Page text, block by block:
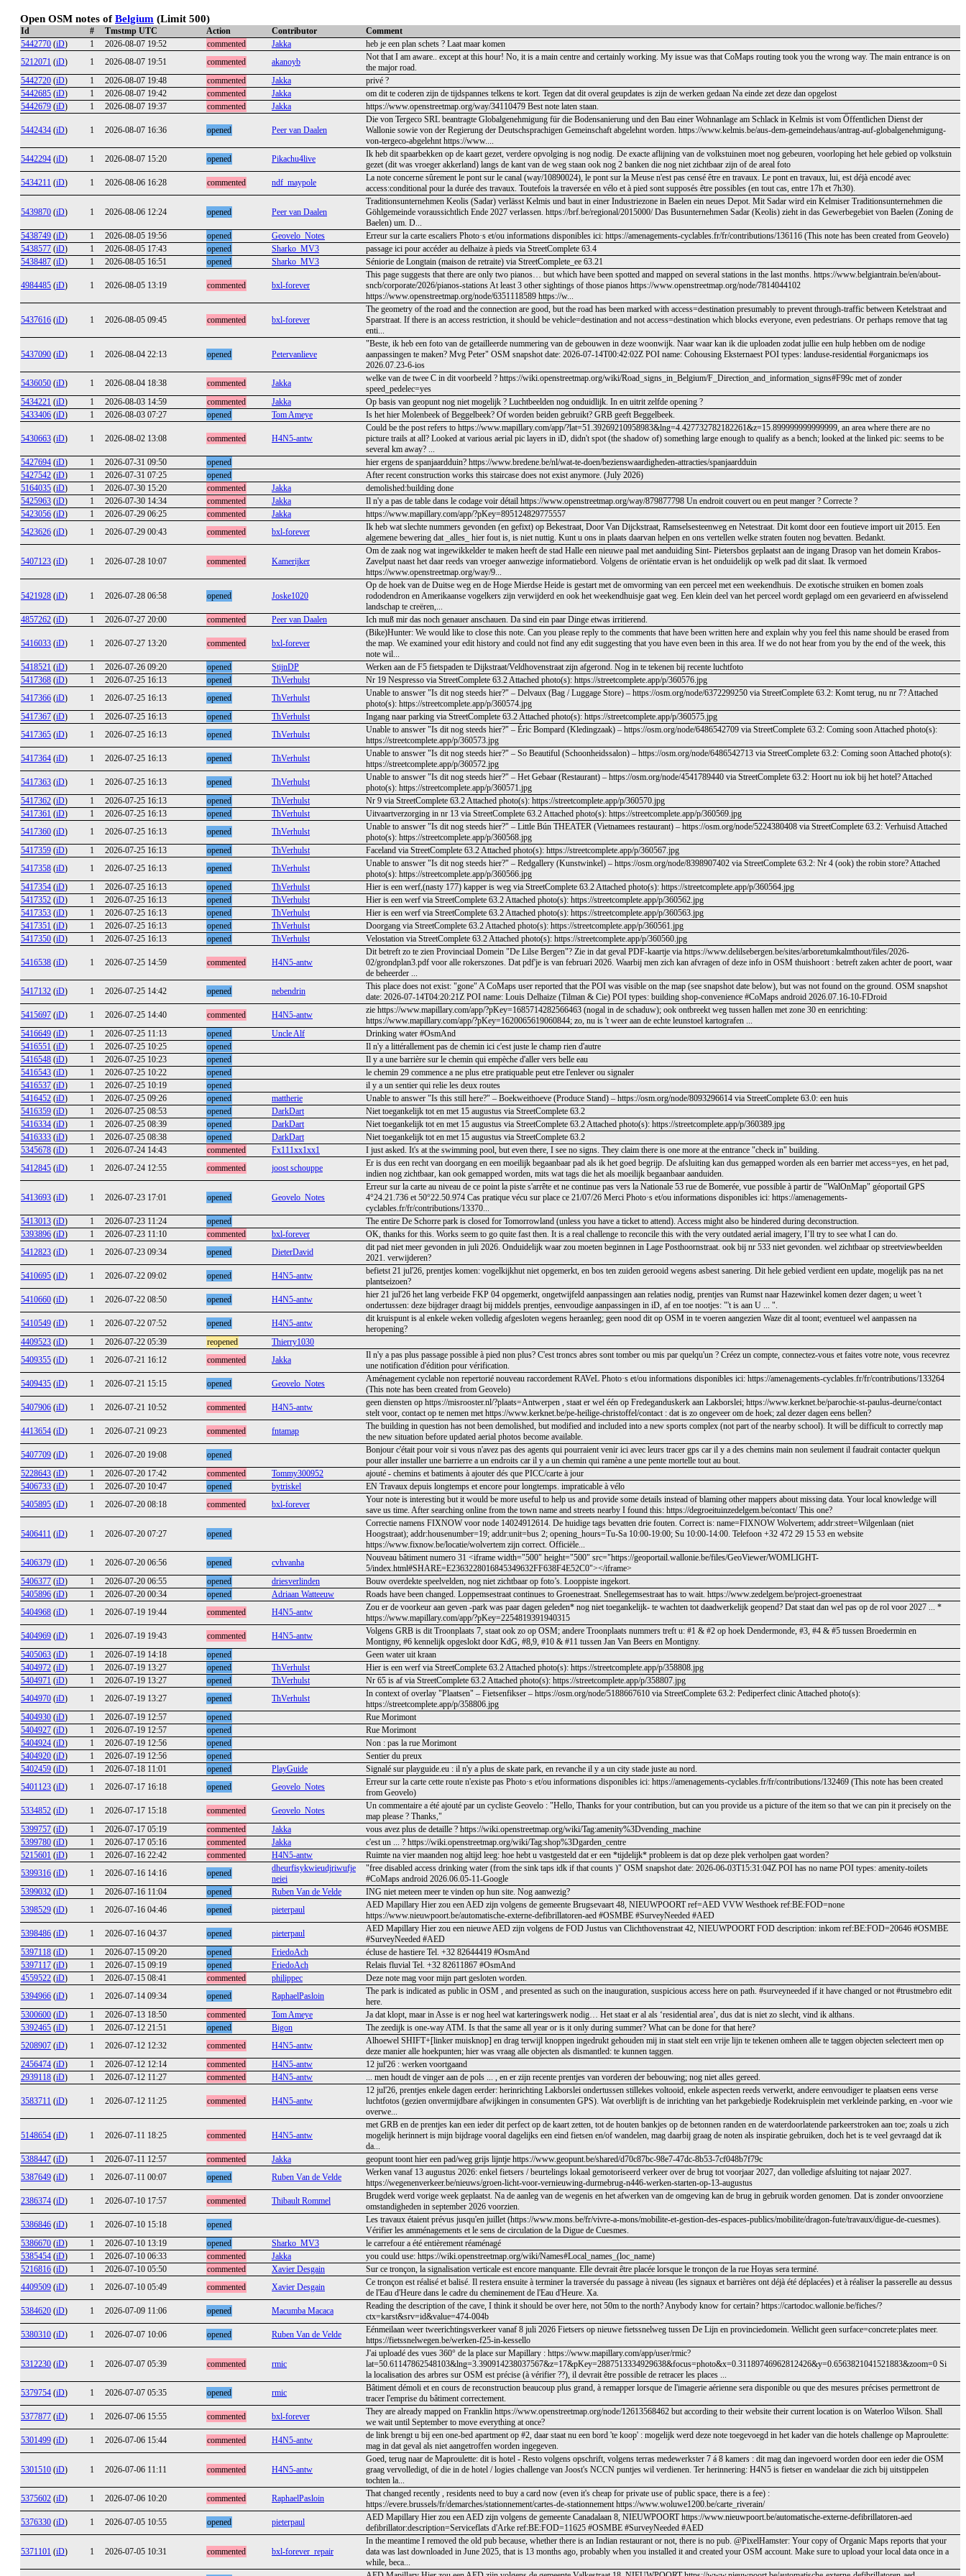
Open OSM notes ofBelgium (Limit 500)
Id # Tmstmp UTC Action Contributor
Comment
5442770 (iD) 1 2026-08-07 19:52 commented Jakka
heb je een plan schets ? Laat maar komen
5212071 (iD) 1 2026-08-07 19:51 commented akanoyb
Not that I am aware.. except at this hour! No, it is a main centre and certainly working. My issue was that CoMaps routing took you the wrong way. The main entrance is on
the major road.
5442720 (iD) 1 2026-08-07 19:48 commented Jakka
privé ?
5442685 (iD) 1 2026-08-07 19:42 commented Jakka
om dit te coderen zijn de tijdspannes telkens te kort. Tegen dat dit overal geupdates is zijn de werken gedaan Na einde zet deze dan opgelost
5442679 (iD) 1 2026-08-07 19:37 commented Jakka https://www.openstreetmap.org/way/34110479 Best note laten staan.
5442434 (iD) 1 2026-08-07 16:36 opened Peer van Daalen
Die von Tergeco SRL beantragte Globalgenehmigung für die Bodensanierung und den Bau einer Wohnanlage am Schlack in Kelmis ist vom Öffentlichen Dienst der
Wallonie sowie von der Regierung der Deutschsprachigen Gemeinschaft abgelehnt worden. https://www.kelmis.be/aus-dem-gemeindehaus/antrag-auf-globalgenehmigung-
von-tergeco-abgelehnt https://www....
5442294 (iD) 1 2026-08-07 15:20 opened Pikachu4live
Ik heb dit spaarbekken op de kaart gezet, verdere opvolging is nog nodig. De exacte aflijning van de volkstuinen moet nog gebeuren, voorloping het hele gebied op volkstuin
gezet (dit was vroeger akkerland) langs de kant van de weg staan ook nog 2 banken die nog niet zichtbaar zijn of de areal foto
5434211 (iD) 1 2026-08-06 16:28 commented ndf_maypole
La note concerne sûrement le pont sur le canal (way/10890024), le pont sur la Meuse n'est pas censé être en travaux. Le pont en travaux, lui, est déjà encodé avec
access:conditional pour la durée des travaux. Toutefois la traversée en vélo et à pied sont supposés être possibles (en tout cas, entre 17h et 7h30).
5439870 (iD) 1 2026-08-06 12:24 opened Peer van Daalen
Traditionsunternehmen Keolis (Sadar) verlässt Kelmis und baut in einer Industriezone in Baelen ein neues Depot. Mit Sadar wird ein Kelmiser Traditionsunternehmen die
Göhlgemeinde voraussichtlich Ende 2027 verlassen. https://brf.be/regional/2015000/ Das Busunternehmen Sadar (Keolis) zieht in das Gewerbegebiet von Baelen (Zoning de
Baelen) um. D...
5438749 (iD) 1 2026-08-05 19:56 opened Geovelo_Notes
Erreur sur la carte escaliers Photo·s et/ou informations disponibles ici: https://amenagements-cyclables.fr/fr/contributions/136116 (This note has been created from Geovelo)
5438577 (iD) 1 2026-08-05 17:43 opened Sharko_MV3
passage ici pour accéder au delhaize à pieds via StreetComplete 63.4
5438487 (iD) 1 2026-08-05 16:51 opened Sharko_MV3 Séniorie de Longtain (maison de retraite) via StreetComplete_ee 63.21
4984485 (iD) 1 2026-08-05 13:19 commented bxl-forever
This page suggests that there are only two pianos… but which have been spotted and mapped on several stations in the last months. https://www.belgiantrain.be/en/about-
sncb/corporate/2026/pianos-stations At least 3 other sightings of those pianos https://www.openstreetmap.org/node/7814044102
https://www.openstreetmap.org/node/6351118589 https://w...
5437616 (iD) 1 2026-08-05 09:45 commented bxl-forever
The geometry of the road and the connection are good, but the road has been marked with access=destination presumably to prevent through-traffic between Ketelstraat and
Sparstraat. If there is an access restriction, it should be vehicle=destination and not access=destination which blocks everyone, even pedestrians. Or perhaps remove that tag
enti...
5437090 (iD) 1 2026-08-04 22:13 opened Petervanlieve
"Beste, ik heb een foto van de getailleerde nummering van de gebouwen in deze woonwijk. Naar waar kan ik die uploaden zodat jullie een hulp hebben om de nodige
aanpassingen te maken? Mvg Peter" OSM snapshot date: 2026-07-14T00:42:02Z POI name: Cohousing Eksternaest POI types: landuse-residential #organicmaps ios
2026.07.23-6-ios
5436050 (iD) 1 2026-08-04 18:38 commented Jakka
welke van de twee C in dit voorbeeld ? https://wiki.openstreetmap.org/wiki/Road_signs_in_Belgium/F_Direction_and_information_signs#F99c met of zonder
speed_pedelec=yes
5434221 (iD) 1 2026-08-03 14:59 commented Jakka
Op basis van geopunt nog niet mogelijk ? Luchtbeelden nog onduidlijk. In en uitrit zelfde opening ?
5433406 (iD) 1 2026-08-03 07:27 opened Tom Ameye Is het hier Molenbeek of Beggelbeek? Of worden beiden gebruikt? GRB geeft Beggelbeek.
5430663 (iD) 1 2026-08-02 13:08 commented H4N5-antw
Could be the post refers to https://www.mapillary.com/app/?lat=51.39269210958983&lng=4.427732782182261&z=15.899999999999999, an area where there are no
picture trails at all? Looked at various aerial pic layers in iD, didn't spot (the shadow of) something large enough to qualify as a bench; looked at the linked pic: seems to be
several km away? ...
5427694 (iD) 1 2026-07-31 09:50 opened
hier ergens de spanjaardduin? https://www.bredene.be/nl/wat-te-doen/bezienswaardigheden-attracties/spanjaardduin
5427542 (iD) 1 2026-07-31 07:25 opened
After recent construction works this staircase does not exist anymore. (July 2026)
5164035 (iD) 1 2026-07-30 15:20 commented Jakka
demolished:building done
5425963 (iD) 1 2026-07-30 14:34 commented Jakka
Il n'y a pas de table dans le codage voir détail https://www.openstreetmap.org/way/879877798 Un endroit couvert ou en peut manger ? Correcte ?
5423056 (iD) 1 2026-07-29 06:25 commented Jakka
https://www.mapillary.com/app/?pKey=895124829775557
5423626 (iD) 1 2026-07-29 00:43 commented bxl-forever
Ik heb wat slechte nummers gevonden (en gefixt) op Bekestraat, Door Van Dijckstraat, Ramselsesteenweg en Netestraat. Dit komt door een foutieve import uit 2015. Een
algemene bewering dat _alles_ hier fout is, is niet nuttig. Kunt u ons in plaats daarvan helpen en ons vertellen welke straten fouten nog bevatten. Bedankt.
5407123 (iD) 1 2026-07-28 10:07 commented Kamerijker
Om de zaak nog wat ingewikkelder te maken heeft de stad Halle een nieuwe paal met aanduiding Sint- Pietersbos geplaatst aan de ingang Drasop van het domein Krabos-
Zavelput naast het daar reeds van vroeger aanwezige informatiebord. Volgens de oriëntatie ervan is het onduidelijk op welk pad dit slaat. Ik vermoed
https://www.openstreetmap.org/way/9...
5421928 (iD) 1 2026-07-28 06:58 opened Joske1020
Op de hoek van de Duitse weg en de Hoge Mierdse Heide is gestart met de omvorming van een perceel met een weekendhuis. De exotische struiken en bomen zoals
rododendron en Amerikaanse vogelkers zijn verwijderd en ook het weekendhuisje gaat weg. Een klein deel van het perceel wordt geplagd om een gevarieerd en afwisselend
landschap te creëren,...
4857262 (iD) 1 2026-07-27 20:00 commented Peer van Daalen Ich muß mir das noch genauer anschauen. Da sind ein paar Dinge etwas irritierend.
5416033 (iD) 1 2026-07-27 13:20 commented bxl-forever
(Bike)Hunter: We would like to close this note. Can you please reply to the comments that have been written here and explain why you feel this name should be erased from
the map. We examined your edit history and could not find any edit suggesting that you have even been in this area. If we do not hear from you by the end of the week, this
note wil...
5418521 (iD) 1 2026-07-26 09:20 opened StijnDP
Werken aan de F5 fietspaden te Dijkstraat/Veldhovenstraat zijn afgerond. Nog in te tekenen bij recente luchtfoto
5417368 (iD) 1 2026-07-25 16:13 opened ThVerhulst
Nr 19 Nespresso via StreetComplete 63.2 Attached photo(s): https://streetcomplete.app/p/360576.jpg
5417366 (iD) 1 2026-07-25 16:13 opened ThVerhulst
Unable to answer "Is dit nog steeds hier?" – Delvaux (Bag / Luggage Store) – https://osm.org/node/6372299250 via StreetComplete 63.2: Komt terug, nu nr 7? Attached
photo(s): https://streetcomplete.app/p/360574.jpg
5417367 (iD) 1 2026-07-25 16:13 opened ThVerhulst
Ingang naar parking via StreetComplete 63.2 Attached photo(s): https://streetcomplete.app/p/360575.jpg
5417365 (iD) 1 2026-07-25 16:13 opened ThVerhulst
Unable to answer "Is dit nog steeds hier?" – Éric Bompard (Kledingzaak) – https://osm.org/node/6486542709 via StreetComplete 63.2: Coming soon Attached photo(s):
https://streetcomplete.app/p/360573.jpg
5417364 (iD) 1 2026-07-25 16:13 opened ThVerhulst
Unable to answer "Is dit nog steeds hier?" – So Beautiful (Schoonheidssalon) – https://osm.org/node/6486542713 via StreetComplete 63.2: Coming soon Attached photo(s):
https://streetcomplete.app/p/360572.jpg
5417363 (iD) 1 2026-07-25 16:13 opened ThVerhulst
Unable to answer "Is dit nog steeds hier?" – Het Gebaar (Restaurant) – https://osm.org/node/4541789440 via StreetComplete 63.2: Hoort nu iok bij het hotel? Attached
photo(s): https://streetcomplete.app/p/360571.jpg
5417362 (iD) 1 2026-07-25 16:13 opened ThVerhulst
Nr 9 via StreetComplete 63.2 Attached photo(s): https://streetcomplete.app/p/360570.jpg
5417361 (iD) 1 2026-07-25 16:13 opened ThVerhulst
Uitvaartverzorging in nr 13 via StreetComplete 63.2 Attached photo(s): https://streetcomplete.app/p/360569.jpg
5417360 (iD) 1 2026-07-25 16:13 opened ThVerhulst
Unable to answer "Is dit nog steeds hier?" – Little Bún THEATER (Vietnamees restaurant) – https://osm.org/node/5224380408 via StreetComplete 63.2: Verhuisd Attached
photo(s): https://streetcomplete.app/p/360568.jpg
5417359 (iD) 1 2026-07-25 16:13 opened ThVerhulst
Faceland via StreetComplete 63.2 Attached photo(s): https://streetcomplete.app/p/360567.jpg
5417358 (iD) 1 2026-07-25 16:13 opened ThVerhulst
Unable to answer "Is dit nog steeds hier?" – Redgallery (Kunstwinkel) – https://osm.org/node/8398907402 via StreetComplete 63.2: Nr 4 (ook) the robin store? Attached
photo(s): https://streetcomplete.app/p/360566.jpg
5417354 (iD) 1 2026-07-25 16:13 opened ThVerhulst
Hier is een werf,(nasty 177) kapper is weg via StreetComplete 63.2 Attached photo(s): https://streetcomplete.app/p/360564.jpg
5417352 (iD) 1 2026-07-25 16:13 opened ThVerhulst
Hier is een werf via StreetComplete 63.2 Attached photo(s): https://streetcomplete.app/p/360562.jpg
5417353 (iD) 1 2026-07-25 16:13 opened ThVerhulst
Hier is een werf via StreetComplete 63.2 Attached photo(s): https://streetcomplete.app/p/360563.jpg
5417351 (iD) 1 2026-07-25 16:13 opened ThVerhulst
Doorgang via StreetComplete 63.2 Attached photo(s): https://streetcomplete.app/p/360561.jpg
5417350 (iD) 1 2026-07-25 16:13 opened ThVerhulst Velostation via StreetComplete 63.2 Attached photo(s): https://streetcomplete.app/p/360560.jpg
5416538 (iD) 1 2026-07-25 14:59 commented H4N5-antw
Dit betreft zo te zien Provinciaal Domein "De Lilse Bergen"? Zie in dat geval PDF-kaartje via https://www.delilsebergen.be/sites/arboretumkalmthout/files/2026-
02/grondplan3.pdf voor alle rokerszones. Dat pdf'je is van februari 2026. Waarbij men zich kan afvragen of deze info in OSM thuishoort : betreft zaken achter de poort, waar
de beheerder ...
5417132 (iD) 1 2026-07-25 14:42 opened nebendrin
This place does not exist: "gone" A CoMaps user reported that the POI was visible on the map (see snapshot date below), but was not found on the ground. OSM snapshot
date: 2026-07-14T04:20:21Z POI name: Louis Delhaize (Tilman & Cie) POI types: building shop-convenience #CoMaps android 2026.07.16-10-FDroid
5415697 (iD) 1 2026-07-25 14:40 commented H4N5-antw
zie https://www.mapillary.com/app/?pKey=1685714282566463 (nogal in de schaduw); ook ontbreekt weg tussen hallen met zone 30 en eenrichting:
https://www.mapillary.com/app/?pKey=1620065619060844; zo, nu is 't weer aan de echte leunstoel kartografen ...
5416649 (iD) 1 2026-07-25 11:13 opened Uncle Alf
Drinking water #OsmAnd
5416551 (iD) 1 2026-07-25 10:25 opened
Il n'y a littérallement pas de chemin ici c'est juste le champ rien d'autre
5416548 (iD) 1 2026-07-25 10:23 opened
Il y a une barrière sur le chemin qui empèche d'aller vers belle eau
5416543 (iD) 1 2026-07-25 10:22 opened
le chemin 29 commence a ne plus etre pratiquable peut etre l'enlever ou signaler
5416537 (iD) 1 2026-07-25 10:19 opened
il y a un sentier qui relie les deux routes
5416452 (iD) 1 2026-07-25 09:26 opened mattherie
Unable to answer "Is this still here?" – Boekweithoeve (Produce Stand) – https://osm.org/node/8093296614 via StreetComplete 63.0: een huis
5416359 (iD) 1 2026-07-25 08:53 opened DarkDart
Niet toegankelijk tot en met 15 augustus via StreetComplete 63.2
5416334 (iD) 1 2026-07-25 08:39 opened DarkDart
Niet toegankelijk tot en met 15 augustus via StreetComplete 63.2 Attached photo(s): https://streetcomplete.app/p/360389.jpg
5416333 (iD) 1 2026-07-25 08:38 opened DarkDart
Niet toegankelijk tot en met 15 augustus via StreetComplete 63.2
5345678 (iD) 1 2026-07-24 14:43 commented Fx111xx1xx1
I just asked. It's at the swimming pool, but even there, I see no signs. They claim there is one more at the entrance "check in" building.
5412845 (iD) 1 2026-07-24 12:55 commented joost schouppe
Er is dus een recht van doorgang en een moeilijk begaanbaar pad als ik het goed begrijp. De afsluiting kan dus gemapped worden als een barrier met access=yes, en het pad,
indien nog zichtbaar, kan ook gemapped worden, mits wat tags die het als moeilijk begaanbaar aanduiden.
5413693 (iD) 1 2026-07-23 17:01 opened Geovelo_Notes
Erreur sur la carte au niveau de ce point la piste s'arrête et ne continue pas vers la Nationale 53 rue de Bomerée, vue possible à partir de "WalOnMap" géoportail GPS
4°24.21.736 et 50°22.50.974 Cas pratique vécu sur place ce 21/07/26 Merci Photo·s et/ou informations disponibles ici: https://amenagements-
cyclables.fr/fr/contributions/13370...
5413013 (iD) 1 2026-07-23 11:24 opened
The entire De Schorre park is closed for Tomorrowland (unless you have a ticket to attend). Access might also be hindered during deconstruction.
5393896 (iD) 1 2026-07-23 11:10 commented bxl-forever
OK, thanks for this. Works seem to go quite fast then. It is a real challenge to reconcile this with the very outdated aerial imagery, I’ll try to see what I can do.
5412823 (iD) 1 2026-07-23 09:34 opened DieterDavid
dit pad niet meer gevonden in juli 2026. Onduidelijk waar zou moeten beginnen in Lage Posthoornstraat. ook bij nr 533 niet gevonden. wel zichtbaar op streetviewbeelden
2021. verwijderen?
5410695 (iD) 1 2026-07-22 09:02 opened H4N5-antw
befietst 21 jul'26, prentjes komen: vogelkijkhut niet opgemerkt, en bos ten zuiden gerooid wegens asbest sanering. Dit hele gebied verdient een update, mogelijk pas na net
plantseizoen?
5410660 (iD) 1 2026-07-22 08:50 opened H4N5-antw
hier 21 jul'26 het lang verbeide FKP 04 opgemerkt, ongetwijfeld aanpassingen aan relaties nodig, prentjes van Rumst naar Hazewinkel komen dezer dagen; u weet 't
ondertussen: deze bijdrager draagt bij middels prentjes, eenvoudige aanpassingen in iD, af en toe nootjes: "'t is aan U ... ".
5410549 (iD) 1 2026-07-22 07:52 opened H4N5-antw
dit kruispunt is al enkele weken volledig afgesloten wegens heraanleg; geen nood dit op OSM in te voeren aangezien Waze dit al toont; eventueel wel aanpassen na
heropening?
4409523 (iD) 1 2026-07-22 05:39 reopened
Thierry1030
5409355 (iD) 1 2026-07-21 16:12 commented Jakka
Il n'y a pas plus passage possible à pied non plus? C'est troncs abres sont tomber ou mis par quelqu'un ? Créez un compte, connectez-vous et faites votre note, vous recevrez
une notification d'édition pour vérification.
5409435 (iD) 1 2026-07-21 15:15 opened Geovelo_Notes
Aménagement cyclable non repertorié nouveau raccordement RAVeL Photo·s et/ou informations disponibles ici: https://amenagements-cyclables.fr/fr/contributions/133264
(This note has been created from Geovelo)
5407906 (iD) 1 2026-07-21 10:52 commented H4N5-antw
geen diensten op https://misrooster.nl/?plaats=Antwerpen , staat er wel één op Fredeganduskerk aan Lakborslei; https://www.kerknet.be/parochie-st-paulus-deurne/contact
stelt voor, contact op te nemen met https://www.kerknet.be/pe-heilige-christoffel/contact : dat is zo ongeveer om de hoek; zal dezer dagen eens bellen?
4413654 (iD) 1 2026-07-21 09:23 commented fntamap
The building in question has not been demolished, but modified and included into a new sports complex (not part of the nearby school). It will be difficult to correctly map
the new situation before updated aerial photos become available.
5407709 (iD) 1 2026-07-20 19:08 opened
Bonjour c'était pour voir si vous n'avez pas des agents qui pourraient venir ici avec leurs tracer gps car il y a des chemins main non seulement il faudrait contacter quelqun
pour aller installer une barrierre a un endroits car il y a un chemin qui ramène a une pente mortelle tout au bout.
5228643 (iD) 1 2026-07-20 17:42 commented Tommy300952
ajouté - chemins et batiments à ajouter dés que PICC/carte à jour
5406733 (iD) 1 2026-07-20 10:47 opened bytriskel
EN Travaux depuis longtemps et encore pour longtemps. impraticable à vélo
5405895 (iD) 1 2026-07-20 08:18 commented bxl-forever
Your note is interesting but it would be more useful to help us and provide some details instead of blaming other mappers about missing data. Your local knowledge will
save us time. After searching online from the town name and streets nearby I found this: https://degroeituinzedelgem.be/contact/ This one?
5406411 (iD) 1 2026-07-20 07:27 opened
Correctie namens FIXNOW voor node 14024912614. De huidige tags bevatten drie fouten. Correct is: name=FIXNOW Wolvertem; addr:street=Wilgenlaan (niet
Hoogstraat); addr:housenumber=19; addr:unit=bus 2; opening_hours=Tu-Sa 10:00-19:00; Su 10:00-14:00. Telefoon +32 472 29 15 53 en website
https://www.fixnow.be/locatie/wolvertem zijn correct. Officiële...
5406379 (iD) 1 2026-07-20 06:56 opened cvhvanha
Nouveau bâtiment numero 31 <iframe width="500" height="500" src="https://geoportail.wallonie.be/files/GeoViewer/WOMLIGHT-
5/index.html#SHARE=E2363228016845349632FF638F4E52C0"></iframe>
5406377 (iD) 1 2026-07-20 06:55 opened driesverlinden
Bouw overdekte speelvelden, nog niet zichtbaar op foto’s. Looppiste ingekort.
5405896 (iD) 1 2026-07-20 00:34 opened Adriaan Watteeuw
Roads have been changed. Loppemsestraat continues to Groenestraat. Snellegemsestraat has to wait. https://www.zedelgem.be/project-groenestraat
5404968 (iD) 1 2026-07-19 19:44 commented H4N5-antw
Zou er de voorkeur aan geven -park was paar dagen geleden* nog niet toegankelijk- te wachten tot daadwerkelijk geopend? Dat staat dan wel pas op de rol voor 2027 ... *
https://www.mapillary.com/app/?pKey=2254819391940315
5404969 (iD) 1 2026-07-19 19:43 commented H4N5-antw
Volgens GRB is dit Troonplaats 7, staat ook zo op OSM; andere Troonplaats nummers treft u: #1 & #2 op hoek Dendermonde, #3, #4 & #5 tussen Broedermin en
Montigny, #6 kennelijk opgeslokt door KdG, #8,9, #10 & #11 tussen Jan Van Beers en Montigny.
5405063 (iD) 1 2026-07-19 14:18 opened
Geen water uit kraan
5404972 (iD) 1 2026-07-19 13:27 opened ThVerhulst
Hier is een werf via StreetComplete 63.2 Attached photo(s): https://streetcomplete.app/p/358808.jpg
5404971 (iD) 1 2026-07-19 13:27 opened ThVerhulst
Nr 65 is af via StreetComplete 63.2 Attached photo(s): https://streetcomplete.app/p/358807.jpg
5404970 (iD) 1 2026-07-19 13:27 opened ThVerhulst
In context of overlay "Plaatsen" – Fietsenfikser – https://osm.org/node/5188667610 via StreetComplete 63.2: Pediperfect clinic Attached photo(s):
https://streetcomplete.app/p/358806.jpg
5404930 (iD) 1 2026-07-19 12:57 opened
Rue Morimont
5404927 (iD) 1 2026-07-19 12:57 opened
Rue Morimont
5404924 (iD) 1 2026-07-19 12:56 opened
Non : pas la rue Morimont
5404920 (iD) 1 2026-07-19 12:56 opened
Sentier du preux
5402459 (iD) 1 2026-07-18 11:01 opened PlayGuide
Signalé sur playguide.eu : il n'y a plus de skate park, en revanche il y a un city stade juste au nord.
5401123 (iD) 1 2026-07-17 16:18 opened Geovelo_Notes
Erreur sur la carte cette route n'existe pas Photo·s et/ou informations disponibles ici: https://amenagements-cyclables.fr/fr/contributions/132469 (This note has been created
from Geovelo)
5334852 (iD) 1 2026-07-17 15:18 commented Geovelo_Notes
Un commentaire a été ajouté par un cycliste Geovelo : "Hello, Thanks for your contribution, but can you provide us a picture of the item so that we can pin it precisely on the
map please ? Thanks,"
5399757 (iD) 1 2026-07-17 05:19 commented Jakka
vous avez plus de detaille ? https://wiki.openstreetmap.org/wiki/Tag:amenity%3Dvending_machine
5399780 (iD) 1 2026-07-17 05:16 commented Jakka
c'est un ... ? https://wiki.openstreetmap.org/wiki/Tag:shop%3Dgarden_centre
5215601 (iD) 1 2026-07-16 22:42 commented H4N5-antw
Ruimte na vier maanden nog altijd leeg: hoe hebt u vastgesteld dat er een *tijdelijk* probleem is dat op deze plek verholpen gaat worden?
5399316 (iD) 1 2026-07-16 14:16 opened
dheurfisykwieudjriwufje
neiei
"free disabled access drinking water (from the sink taps idk if that counts )" OSM snapshot date: 2026-06-03T15:31:04Z POI has no name POI types: amenity-toilets
#CoMaps android 2026.06.05-11-Google
5399032 (iD) 1 2026-07-16 11:04 opened Ruben Van de Velde
ING niet meteen meer te vinden op hun site. Nog aanwezig?
5398529 (iD) 1 2026-07-16 04:46 opened pieterpaul
AED Mapillary Hier zou een AED zijn volgens de gemeente Brugsevaart 48, NIEUWPOORT ref=AED VVW Westhoek ref:BE:FOD=none
https://www.nieuwpoort.be/automatische-externe-defibrillatoren-aed #OSMBE #SurveyNeeded #AED
5398486 (iD) 1 2026-07-16 04:37 opened pieterpaul
AED Mapillary Hier zou een nieuwe AED zijn volgens de FOD Justus van Clichthovenstraat 42, NIEUWPOORT FOD description: inkom ref:BE:FOD=20646 #OSMBE
#SurveyNeeded #AED
5397118 (iD) 1 2026-07-15 09:20 opened FriedoAch
écluse de hastiere Tel. +32 82644419 #OsmAnd
5397117 (iD) 1 2026-07-15 09:19 opened FriedoAch
Relais fluvial Tel. +32 82611867 #OsmAnd
4559522 (iD) 1 2026-07-15 08:41 commented philippec
Deze note mag voor mijn part gesloten worden.
5394966 (iD) 1 2026-07-14 09:34 opened RaphaelPasloin
The park is indicated as public in OSM , and presented as such on the inauguration, suspicious access here on path. #surveyneeded if it have changed or not #trustmebro edit
here.
5300600 (iD) 1 2026-07-13 18:50 commented Tom Ameye
Ja dat klopt, maar in Asse is er nog heel wat karteringswerk nodig… Het staat er al als ‘residential area’, dus dat is niet zo slecht, vind ik althans.
5392465 (iD) 1 2026-07-12 21:51 opened Bigon
The zeedijk is one-way ATM. Is that the same all year or is it only during summer? What can be done for that here?
5208907 (iD) 1 2026-07-12 12:32 commented H4N5-antw
Alhoewel SHIFT+[linker muisknop] en drag terwijl knoppen ingedrukt gehouden mij in staat stelt een vrije lijn te tekenen omheen alle te taggen objecten selecteert men op
deze manier alle hoekpunten; hier was vraag alle objecten als dismantled: te kunnen taggen.
2456474 (iD) 1 2026-07-12 12:14 commented H4N5-antw
12 jul'26 : werken voortgaand
2939118 (iD) 1 2026-07-12 11:27 commented H4N5-antw ... men houdt de vinger aan de pols ... , en er zijn recente prentjes van vorderen der bebouwing; nog niet alles gereed.
3583711 (iD) 1 2026-07-12 11:25 commented H4N5-antw
12 jul'26, prentjes enkele dagen eerder: herinrichting Lakborslei ondertussen stillekes voltooid, enkele aspecten reeds verwerkt, andere eenvoudiger te plaatsen eens verse
luchtfotos (gezien onvermijdbare afwijkingen in consumenten GPS). Wat overblijft is de inrichting van het parkgebiedje Rodekruisplein met verkleinde parking, en -voor wie
overwe...
5148654 (iD) 1 2026-07-11 18:25 commented H4N5-antw
met GRB en de prentjes kan een ieder dit perfect op de kaart zetten, tot de houten bankjes op de betonnen randen en de waterdoorlatende parkeerstroken aan toe; zoals u zich
mogelijk herinnert is mijn bijdrage vooral dagelijks een eind fietsen en/of wandelen, mag daarbij graag de noten als inspiratie gebruiken, doch het is te veel gevraagd dat ik
da...
5388447 (iD) 1 2026-07-11 12:57 commented Jakka
geopunt toont hier een pad/weg grijs lijntje https://www.geopunt.be/shared/d70c87bc-98e7-47dc-8b53-7cf048b7f79c
5387649 (iD) 1 2026-07-11 00:07 opened Ruben Van de Velde
Werken vanaf 13 augustus 2026: enkel fietsers / beurtelings lokaal gemotoriseerd verkeer over de brug tot voorjaar 2027, dan volledige afsluiting tot najaar 2027.
https://wegenenverkeer.be/nieuws/groen-licht-voor-vernieuwing-durmebrug-n446-werken-starten-op-13-augustus
2386374 (iD) 1 2026-07-10 17:57 commented Thibault Rommel
Brugdek werd vorige week geplaatst. Na de aanleg van de wegenis en het afwerken van de omgeving kan de brug in gebruik worden genomen. Dat is zonder onvoorziene
omstandigheden in september 2026 voorzien.
5386846 (iD) 1 2026-07-10 15:18 opened
Les travaux étaient prévus jusqu'en juillet (https://www.mons.be/fr/vivre-a-mons/mobilite-et-gestion-des-espaces-publics/mobilite/dragon-fute/travaux/digue-de-cuesmes).
Vérifier les amménagements et le sens de circulation de la Digue de Cuesmes.
5386670 (iD) 1 2026-07-10 13:19 opened Sharko_MV3
le carrefour a été entièrement réaménagé
5385454 (iD) 1 2026-07-10 06:33 commented Jakka
you could use: https://wiki.openstreetmap.org/wiki/Names#Local_names_(loc_name)
5216816 (iD) 1 2026-07-10 05:50 commented Xavier Desgain
Sur ce tronçon, la signalisation verticale est encore manquante. Elle devrait être placée lorsque le tronçon de la rue Hoyas sera terminé.
4409509 (iD) 1 2026-07-10 05:49 commented Xavier Desgain
Ce tronçon est réalisé et balisé. Il restera ensuite à terminer la traversée du passage à niveau (les signaux et barrières ont déjà été déplacées) et à réaliser la passerelle au dessus
de l'Eau d'Heure dans le cadre du cheminement de l'Eau d'Heure. Xa.
5384620 (iD) 1 2026-07-09 11:06 opened Macumba Macaca
Reading the description of the cave, I think it should be over here, not 50m to the north? Anybody know for certain? https://cartodoc.wallonie.be/fiches/?
ctx=karst&srv=id&value=474-004b
5380310 (iD) 1 2026-07-07 10:06 opened Ruben Van de Velde
Eénmeilaan weer tweerichtingsverkeer vanaf 8 juli 2026 Fietsers op nieuwe fietssnelweg tussen De Lijn en provinciedomein. Wellicht geen surface=concrete:plates meer.
https://fietssnelwegen.be/werken-f25-in-kessello
5312230 (iD) 1 2026-07-07 05:39 commented rmic
J'ai uploadé des vues 360° de la place sur Mapillary : https://www.mapillary.com/app/user/rmic?
lat=50.61147862548103&lng=3.390914238037567&z=17&pKey=2887513334929638&focus=photo&x=0.31189746962812426&y=0.6563821041521883&zoom=0 Si
la localisation des arbres sur OSM est précise (à vérifier ??), il devrait être possible de retracer les places ...
5379754 (iD) 1 2026-07-07 05:35 opened rmic
Bâtiment démoli et en cours de reconstruction beaucoup plus grand, à remapper lorsque de l'imagerie aérienne sera disponible ou que des mesures précises permettront de
tracer l'emprise du bâtiment correctement.
5377877 (iD) 1 2026-07-06 15:55 commented bxl-forever
They are already mapped on Franklin https://www.openstreetmap.org/node/12613568462 but according to their website their current location is on Waterloo Wilson. Shall
we wait until September to move everything at once?
5301499 (iD) 1 2026-07-06 15:44 commented H4N5-antw
de link brengt u bij een one-bed apartment op #2, daar staat nu een bord 'te koop' : mogelijk werd deze note toegevoegd in het kader van die hotels challenge op Maproulette:
mag in dat geval als niet aangetroffen worden ingegeven.
5301510 (iD) 1 2026-07-06 11:11 commented H4N5-antw
Goed, terug naar de Maproulette: dit is hotel - Resto volgens opschrift, volgens terras medewerkster 7 á 8 kamers : dit mag dan ingevoerd worden door een ieder die OSM
graag vervolledigt, of die in de hotel / logies challenge van Joost's NCCN puntjes wil verdienen. Ter herinnering: H4N5 is fietser en wandelaar die zich bij uitstippelen
tochten la...
5375602 (iD) 1 2026-07-06 10:20 commented RaphaelPasloin
That changed recently , residents need to buy a card now (even it's cheap for private use of public space, there is a fee) :
https://evere.brussels/fr/demarches/stationnement/cartes-de-stationnement https://www.woluwe1200.be/carte_riverain/
5376330 (iD) 1 2026-07-05 10:55 opened pieterpaul
AED Mapillary Hier zou een AED zijn volgens de gemeente Canadalaan 8, NIEUWPOORT https://www.nieuwpoort.be/automatische-externe-defibrillatoren-aed
defibrillator:description=Serviceflats d'Arke ref:BE:FOD=11625 #OSMBE #SurveyNeeded #AED
5371101 (iD) 1 2026-07-05 10:31 commented bxl-forever_repair
In the meantime I removed the old pub because, whether there is an Indian restaurant or not, there is no pub. @PixelHamster: Your copy of Organic Maps reports that your
data was last downloaded in June 2025, that is 13 months ago, probably when you installed it and created your OSM account. Make sure to upload your local data once in a
while, beca...